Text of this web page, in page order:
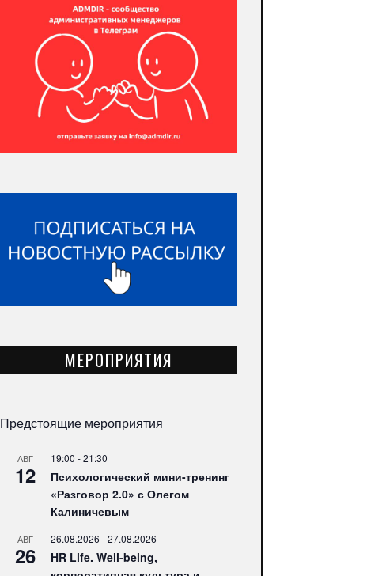
МЕРОПРИЯТИЯ
Предстоящие мероприятия
АВГ
12
19:00 -21:30
Психологический мини-тренинг
«Разговор 2.0» с Олегом
Калиничевым
АВГ
26
26.08.2026 -27.08.2026
HR Life. Well-being,